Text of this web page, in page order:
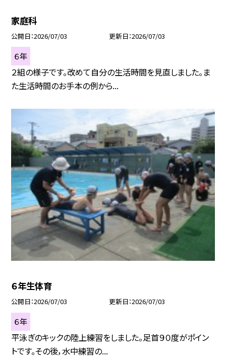
家庭科
公開日 2026/07/03 更新日 2026/07/03
６年
２組の様子です。改めて自分の生活時間を見直しました。ま
た生活時間のお手本の例から...
６年生体育
公開日 2026/07/03 更新日 2026/07/03
６年
平泳ぎのキックの陸上練習をしました。足首９０度がポイン
トです。その後，水中練習の...